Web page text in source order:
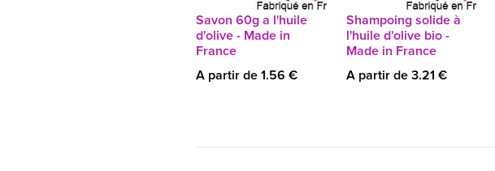
Savon 60g a l'huile
d'olive - Made in
France
A partir de 1.56 €
Shampoing solide à
l'huile d'olive bio -
Made in France
A partir de 3.21 €